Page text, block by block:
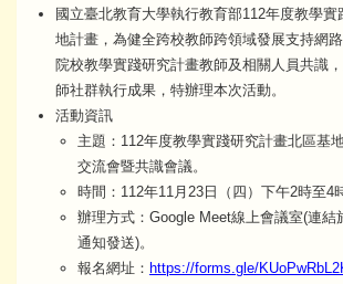
國立臺北教育大學執行教育部112年度教學
地計畫，為健全跨校教師跨領域發展支持網
院校教學實踐研究計畫教師及相關人員共識
師社群執行成果，特辦理本次活動。
活動資訊
主題：112年度教學實踐研究計畫北區基
交流會暨共識會議。
時間：112年11月23日（四）下午2時至4
辦理方式：Google Meet線上會議室(連結
通知發送)。
報名網址： https://forms.gle/